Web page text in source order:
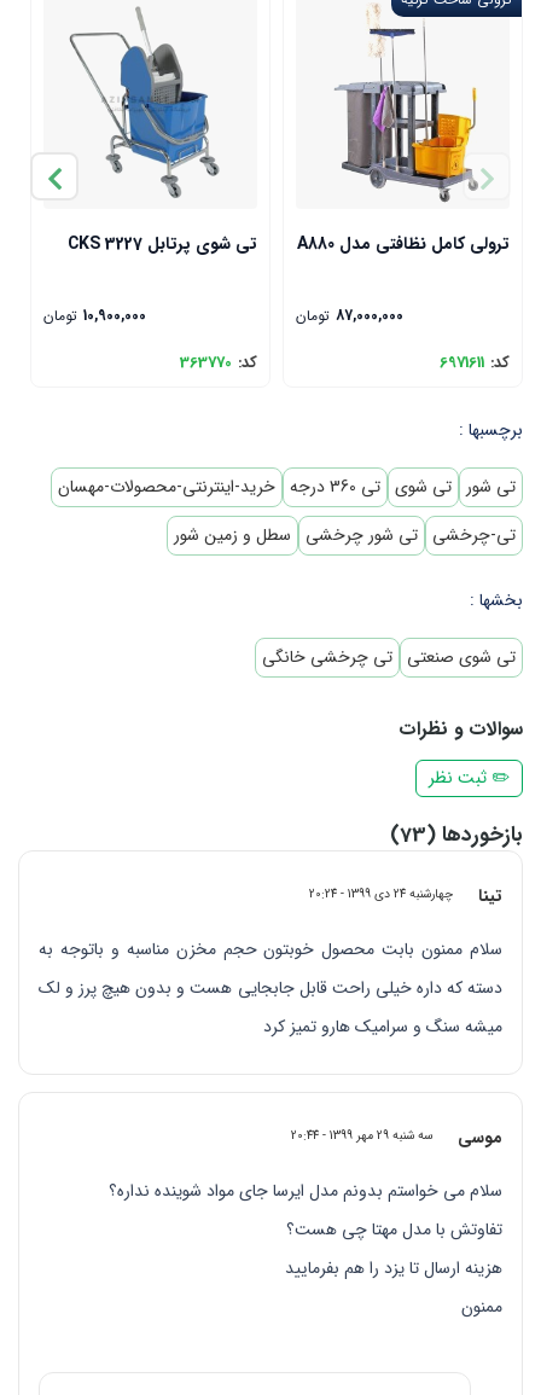
ترولی کامل نظافتی مدل A880
87,000,000 تومان
کد: 6971611
تی شوی پرتابل CKS 3227
10,900,000 تومان
کد: 363770
برچسبها :
تی شور تی شوی تی 360 درجه
خرید-اینترنتی-محصولات-مهسان
تی-چرخشی تی شور چرخشی سطل و زمین شور
بخشها :
تی شوی صنعتی تی چرخشی خانگی
سوالات و نظرات
✏️ ثبت نظر
بازخوردها (73)
تینا چهارشنبه 24 دی 1399 - 20:24
سلام ممنون بابت محصول خوبتون حجم مخزن مناسبه و باتوجه به
دسته که داره خیلی راحت قابل جابجایی هست و بدون هیچ پرز و لک
میشه سنگ و سرامیک هارو تمیز کرد
موسی سه شنبه 29 مهر 1399 - 20:44
سلام می خواستم بدونم مدل ایرسا جای مواد شوینده نداره؟
تفاوتش با مدل مهتا چی هست؟
هزینه ارسال تا یزد را هم بفرمایید
ممنون